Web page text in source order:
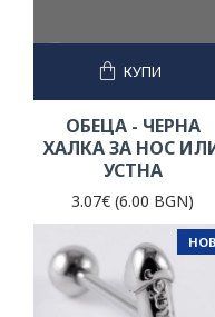
ОБЕЦА - ЧЕРНА
ХАЛКА ЗА НОС
УСТНА
3.07€ (6.00 BGN)
КУПИ
НОВ